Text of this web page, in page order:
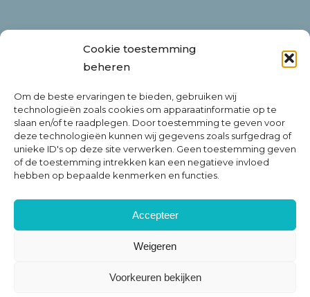
Cookie toestemming
beheren
Om de beste ervaringen te bieden, gebruiken wij
technologieën zoals cookies om apparaatinformatie op te
slaan en/of te raadplegen. Door toestemming te geven voor
deze technologieën kunnen wij gegevens zoals surfgedrag of
unieke ID's op deze site verwerken. Geen toestemming geven
of de toestemming intrekken kan een negatieve invloed
hebben op bepaalde kenmerken en functies.
Accepteer
Weigeren
Voorkeuren bekijken
LEI 9845000A44AB9CA60605
Rue Emile Francqui 6/9
1435 Mont-Saint-Guibert
Belgium